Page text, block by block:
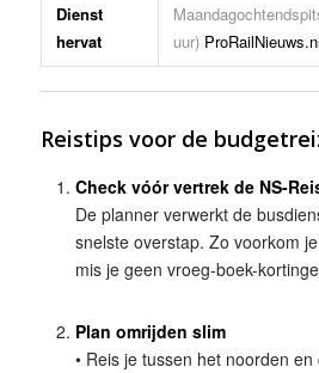
Dienst
hervat
uur) ProRailNieuws.nl
Reistips voor de
Check vóór vertrek de NS-
De planner verwerkt de
snelste overstap. Zo voorkom
mis je geen vroeg-boek-
Plan omrijden slim
• Reis je tussen het noorden